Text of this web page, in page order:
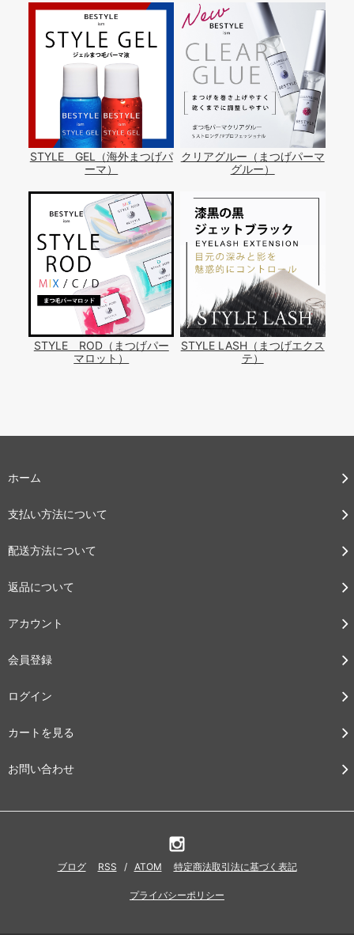
STYLE GEL（海外まつげパ
ーマ）
クリアグルー（まつげパーマ
グルー）
STYLE ROD（まつげパー
マロット）
STYLE LASH（まつげエクス
テ）
ホーム
支払い方法について
配送方法について
返品について
アカウント
会員登録
ログイン
カートを見る
お問い合わせ
ブログ RSS / ATOM 特定商法取引法に基づく表記
プライバシーポリシー